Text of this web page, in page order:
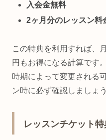
入会金無料
2ヶ月分のレッスン料
この特典を利用すれば、
円もお得になる計算です
時期によって変更される
ン時に必ず確認しましょう
レッスンチケット特